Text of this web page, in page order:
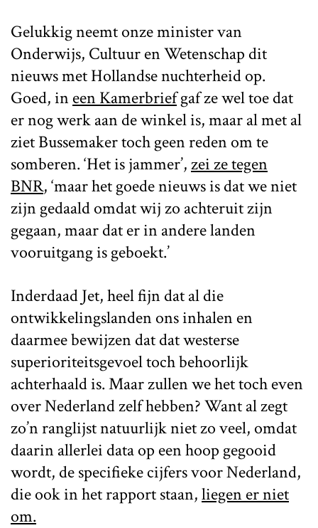
Gelukkig neemt onze minister van
Onderwijs, Cultuur en Wetenschap dit
nieuws met Hollandse nuchterheid op.
Goed, ineen Kamerbriefgaf ze wel toe dat
er nog werk aan de winkel is, maar al met al
ziet Bussemaker toch geen reden om te
somberen. ‘Het is jammer’,zei ze tegen
BNR, ‘maar het goede nieuws is dat we niet
zijn gedaald omdat wij zo achteruit zijn
gegaan, maar dat er in andere landen
vooruitgang is geboekt.’
Inderdaad Jet, heel fijn dat al die
ontwikkelingslanden ons inhalen en
daarmee bewijzen dat dat westerse
superioriteitsgevoel toch behoorlijk
achterhaald is. Maar zullen we het toch even
over Nederland zelf hebben? Want al zegt
zo’n ranglijst natuurlijk niet zo veel, omdat
daarin allerlei data op een hoop gegooid
wordt, de specifieke cijfers voor Nederland,
die ook in het rapport staan,liegen er niet
om.